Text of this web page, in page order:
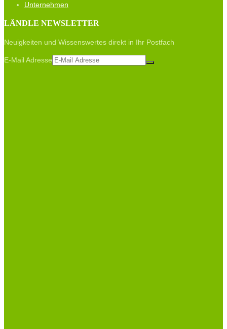
Unternehmen
LÄNDLE NEWSLETTER
Neuigkeiten und Wissenswertes direkt in Ihr Postfach
E-Mail Adresse